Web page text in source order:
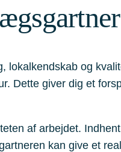
og
Dette giver dig et
af arbejdet.
kan give et